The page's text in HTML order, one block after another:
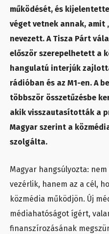
működését, és
véget vetnek annak, amit
nevezett. A Tisza Párt
először szerepelhetett a
hangulatú interjúk
rádióban és az M1-en. A
többször összetűzésbe
akik visszautasították a
Magyar szerint a
szolgálta.
Magyar hangsúlyozta:
vezérlik, hanem az a cél,
közmédia működjön. Új
médiahatóságot ígért,
finanszírozásának